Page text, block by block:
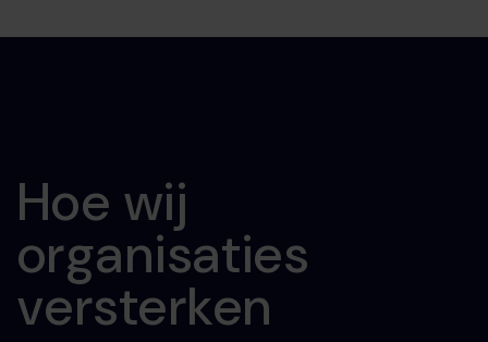
Hoe wij
organisaties
versterken